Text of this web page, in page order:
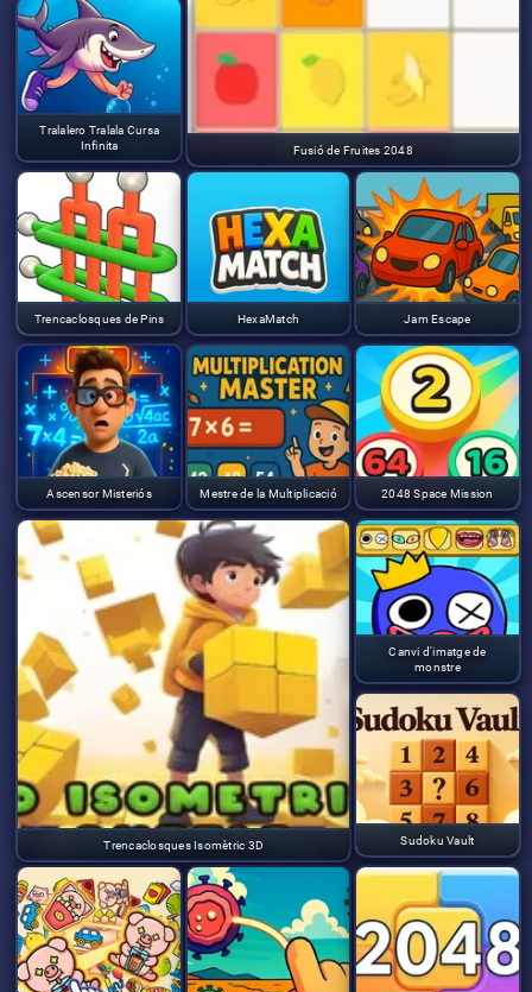
Fusió de Fruites 2048
Tralalero Tralala Cursa
Infinita
Trencaclosques de Pins HexaMatch Jam Escape
Ascensor Misteriós Mestre de la Multiplicació 2048 Space Mission
Trencaclosques Isomètric 3D
Canvi d'imatge de
monstre
Sudoku Vault